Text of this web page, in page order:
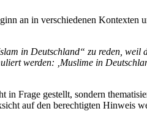
an in verschiedenen Kontexten
in Deutschland“ zu reden, weil
werden: ‚Muslime in
Frage gestellt, sondern
auf den berechtigten Hinweis